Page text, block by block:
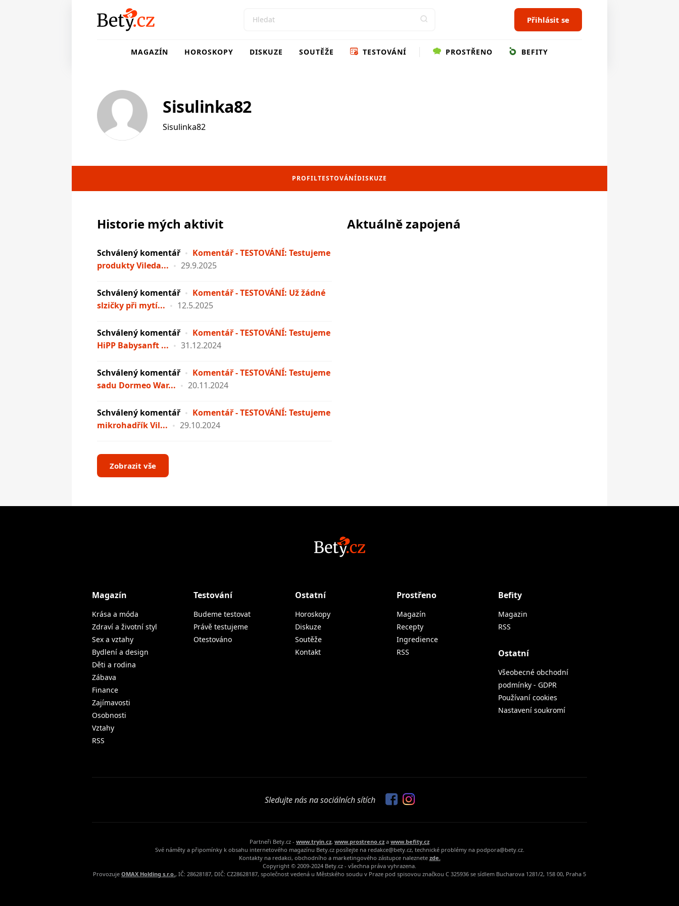
Přihlásit se
MAGAZÍN HOROSKOPY DISKUZE SOUTĚŽE TESTOVÁNÍ PROSTŘENO BEFITY
Sisulinka82
Sisulinka82
PROFILTESTOVÁNÍDISKUZE
Historie mých aktivit
Schválený komentář
Komentář - TESTOVÁNÍ: Testujeme
produkty Vileda...
29.9.2025
Schválený komentář
Komentář - TESTOVÁNÍ: Už žádné
slzičky při mytí...
12.5.2025
Schválený komentář
Komentář - TESTOVÁNÍ: Testujeme
HiPP Babysanft ...
31.12.2024
Schválený komentář
Komentář - TESTOVÁNÍ: Testujeme
sadu Dormeo War...
20.11.2024
Schválený komentář
Komentář - TESTOVÁNÍ: Testujeme
mikrohadřík Vil...
29.10.2024
Zobrazit vše
Aktuálně zapojená
Magazín
Krása a móda
Zdraví a životní styl
Sex a vztahy
Bydlení a design
Děti a rodina
Zábava
Finance
Zajímavosti
Osobnosti
Vztahy
RSS
Testování
Budeme testovat
Právě testujeme
Otestováno
Ostatní
Horoskopy
Diskuze
Soutěže
Kontakt
Prostřeno
Magazín
Recepty
Ingredience
RSS
Befity
Magazin
RSS
Ostatní
Všeobecné obchodní
podmínky - GDPR
Používaní cookies
Nastavení soukromí
Sledujte nás na sociálních sítích
Partneři Bety.cz - www.tryin.cz, www.prostreno.cz a www.befity.cz
Své náměty a připomínky k obsahu internetového magazínu Bety.cz posílejte na redakce@bety.cz, technické problémy na podpora@bety.cz.
Kontakty na redakci, obchodního a marketingového zástupce naleznete zde.
Copyright © 2009-2024 Bety.cz - všechna práva vyhrazena.
Provozuje OMAX Holding s.r.o., IČ: 28628187, DIČ: CZ28628187, společnost vedená u Městského soudu v Praze pod spisovou značkou C 325936 se sídlem Bucharova 1281/2, 158 00, Praha 5